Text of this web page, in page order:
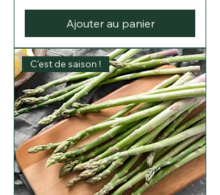
Ajouter au panier
C'est de saison !